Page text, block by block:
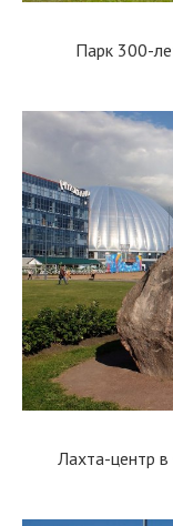
Парк 300-
Лахта-центр